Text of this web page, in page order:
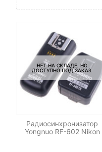
НЕТ НА СКЛАДЕ, НО
ДОСТУПНО ПОД ЗАКАЗ.
Радиосинхронизатор
Yongnuo RF-602 Nikon